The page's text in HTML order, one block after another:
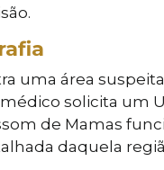
uma área
médico solicita um
de Mamas
daquela